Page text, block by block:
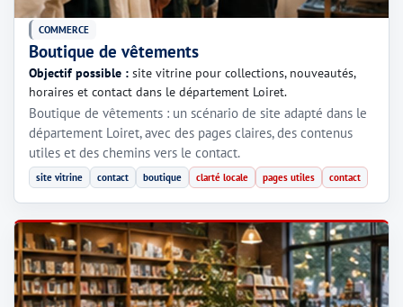
COMMERCE
Boutique de vêtements
Objectif possible : site vitrine pour collections, nouveautés,
horaires et contact dans le département Loiret.
Boutique de vêtements : un scénario de site adapté dans le
département Loiret, avec des pages claires, des contenus
utiles et des chemins vers le contact.
site vitrine contact boutique clarté locale pages utiles contact